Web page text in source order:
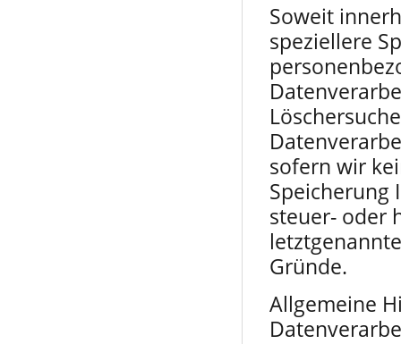
Soweit
speziellere
sofern wir
Speicherung
steuer- oder
Gründe.
Allgemeine